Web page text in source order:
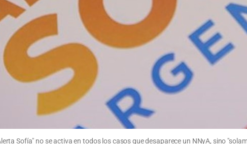
Sofía" no se activa en todos los casos que desaparece un NNyA, sino